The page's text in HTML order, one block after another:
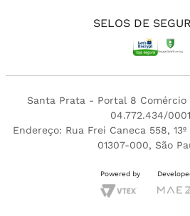
SELOS DE
Santa Prata - Portal 8 Comércio
04.772.434/
Endereço: Rua Frei Caneca 558,
01307-000, São
Powered by